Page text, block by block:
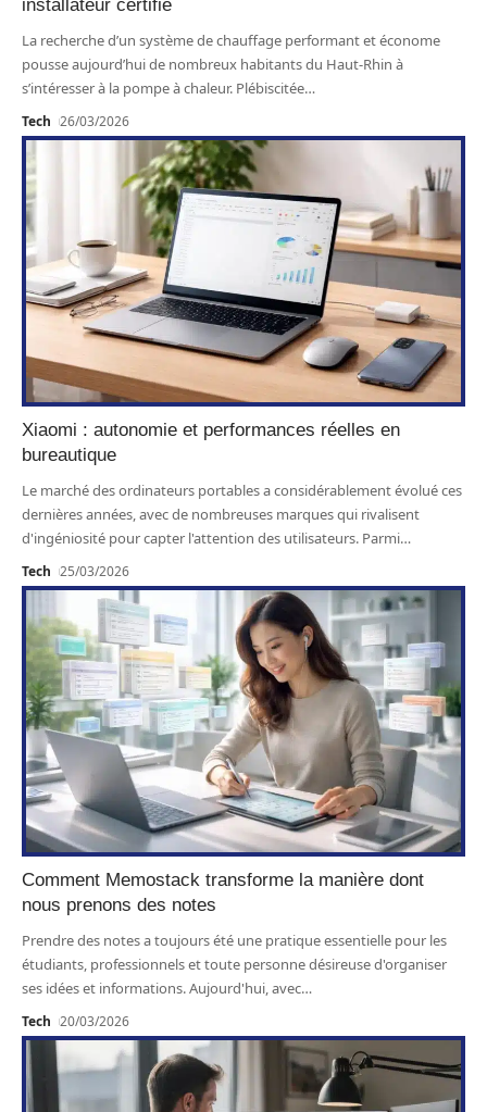
installateur certifié
La recherche d’un système de chauffage performant et économe
pousse aujourd’hui de nombreux habitants du Haut-Rhin à
s’intéresser à la pompe à chaleur. Plébiscitée…
Tech 26/03/2026
Xiaomi : autonomie et performances réelles en
bureautique
Le marché des ordinateurs portables a considérablement évolué ces
dernières années, avec de nombreuses marques qui rivalisent
d'ingéniosité pour capter l'attention des utilisateurs. Parmi…
Tech 25/03/2026
Comment Memostack transforme la manière dont
nous prenons des notes
Prendre des notes a toujours été une pratique essentielle pour les
étudiants, professionnels et toute personne désireuse d'organiser
ses idées et informations. Aujourd'hui, avec…
Tech 20/03/2026